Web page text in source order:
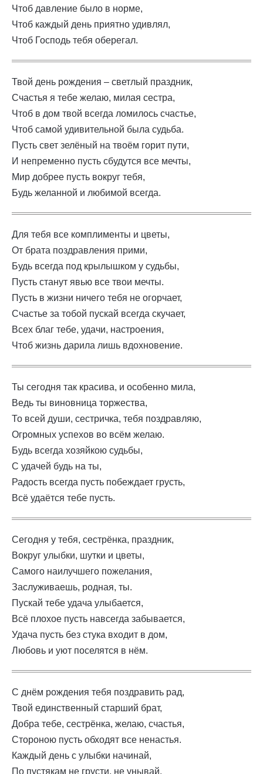
Чтоб давление было в норме,
Чтоб каждый день приятно удивлял,
Чтоб Господь тебя оберегал.
Твой день рождения – светлый праздник,
Счастья я тебе желаю, милая сестра,
Чтоб в дом твой всегда ломилось счастье,
Чтоб самой удивительной была судьба.
Пусть свет зелёный на твоём горит пути,
И непременно пусть сбудутся все мечты,
Мир добрее пусть вокруг тебя,
Будь желанной и любимой всегда.
Для тебя все комплименты и цветы,
От брата поздравления прими,
Будь всегда под крылышком у судьбы,
Пусть станут явью все твои мечты.
Пусть в жизни ничего тебя не огорчает,
Счастье за тобой пускай всегда скучает,
Всех благ тебе, удачи, настроения,
Чтоб жизнь дарила лишь вдохновение.
Ты сегодня так красива, и особенно мила,
Ведь ты виновница торжества,
То всей души, сестричка, тебя поздравляю,
Огромных успехов во всём желаю.
Будь всегда хозяйкою судьбы,
С удачей будь на ты,
Радость всегда пусть побеждает грусть,
Всё удаётся тебе пусть.
Сегодня у тебя, сестрёнка, праздник,
Вокруг улыбки, шутки и цветы,
Самого наилучшего пожелания,
Заслуживаешь, родная, ты.
Пускай тебе удача улыбается,
Всё плохое пусть навсегда забывается,
Удача пусть без стука входит в дом,
Любовь и уют поселятся в нём.
С днём рождения тебя поздравить рад,
Твой единственный старший брат,
Добра тебе, сестрёнка, желаю, счастья,
Стороною пусть обходят все ненастья.
Каждый день с улыбки начинай,
По пустякам не грусти, не унывай,